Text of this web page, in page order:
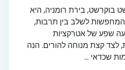
בוקרשט, בירת רומניה, היא
לשלב בין תרבות,
שפע של אטרקציות
לצד קצת מנוחה להורים. הנה
שכדאי ...